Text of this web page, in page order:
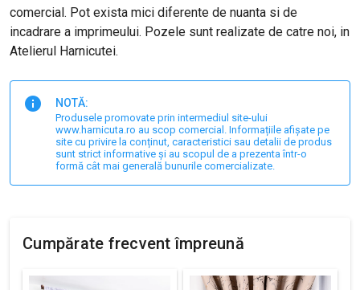
comercial. Pot exista mici diferente de nuanta si de
incadrare a imprimeului. Pozele sunt realizate de catre noi, in
Atelierul Harnicutei.
NOTĂ:
Produsele promovate prin intermediul site-ului
www.harnicuta.ro au scop comercial. Informațiile afișate pe
site cu privire la conținut, caracteristici sau detalii de produs
sunt strict informative și au scopul de a prezenta într-o
formă cât mai generală bunurile comercializate.
Cumpărate frecvent împreună